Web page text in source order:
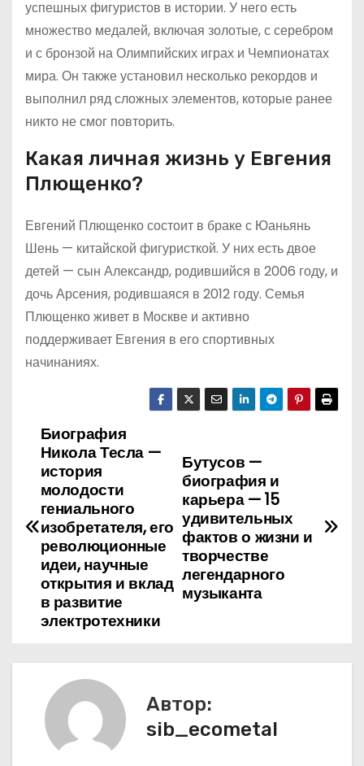
успешных фигуристов в истории. У него есть
множество медалей, включая золотые, с серебром
и с бронзой на Олимпийских играх и Чемпионатах
мира. Он также установил несколько рекордов и
выполнил ряд сложных элементов, которые ранее
никто не смог повторить.
Какая личная жизнь у Евгения
Плющенко?
Евгений Плющенко состоит в браке с Юаньянь
Шень — китайской фигуристкой. У них есть двое
детей — сын Александр, родившийся в 2006 году, и
дочь Арсения, родившаяся в 2012 году. Семья
Плющенко живет в Москве и активно
поддерживает Евгения в его спортивных
начинаниях.
Н
и
Бутусов —
биография и
карьера — 15
удивительных
фактов о жизни и
творчестве
легендарного
музыканта
Биография
Никола Тесла —
история
молодости
гениального
изобретателя, его
революционные
идеи, научные
открытия и вклад
в развитие
электротехники
Автор:
sib_ecometal